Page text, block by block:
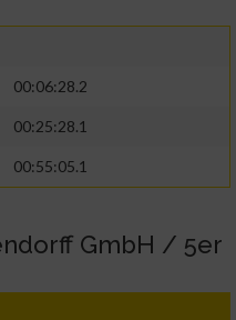
00:06:28.2
00:25:28.1
00:55:05.1
GmbH / 5er